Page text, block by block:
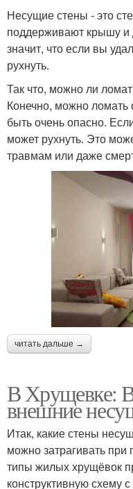
Несущие стены - это
поддерживают крышу и
значит, что если вы
рухнуть.
Так что, можно ли
Конечно, можно ломать
быть очень опасно.
может рухнуть. Это
травмам или даже
читать дальше →
В Хрущевке:
внешние
Итак, какие стены
можно затрагивать
типы жилых хрущёвок
конструктивную схему